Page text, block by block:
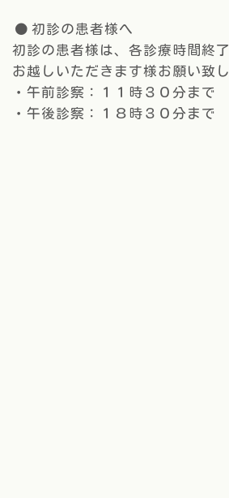
初診の患者様へ
初診の患者様は、各診療時間終
お越しいただきます様お願い致し
・午前診察：１１時３０分まで
・午後診察：１８時３０分まで